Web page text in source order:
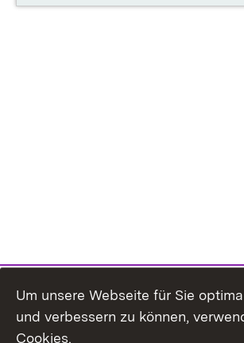
Um unsere Webseite für Sie
und verbessern zu können,
Cookies.